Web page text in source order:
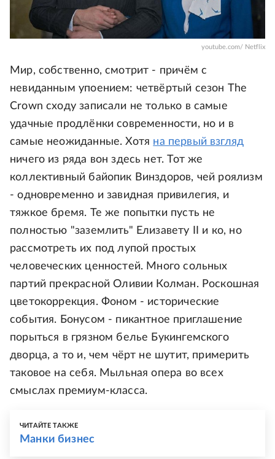
youtube.com/ Netflix
Мир, собственно, смотрит - причём с
невиданным упоением: четвёртый сезон The
Crown сходу записали не только в самые
удачные продлёнки современности, но и в
самые неожиданные. Хотя на первый взгляд
ничего из ряда вон здесь нет. Тот же
коллективный байопик Винздоров, чей роялизм
- одновременно и завидная привилегия, и
тяжкое бремя. Те же попытки пусть не
полностью "заземлить" Елизавету II и ко, но
рассмотреть их под лупой простых
человеческих ценностей. Много сольных
партий прекрасной Оливии Колман. Роскошная
цветокоррекция. Фоном - исторические
события. Бонусом - пикантное приглашение
порыться в грязном белье Букингемского
дворца, а то и, чем чёрт не шутит, примерить
таковое на себя. Мыльная опера во всех
смыслах премиум-класса.
ЧИТАЙТЕ ТАКЖЕ
Манки бизнес